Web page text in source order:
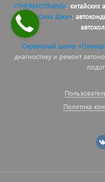
«THERMOTRANS»; китайских
«Синь Джи»;
Сервисный центр
диагностику и ремонт
Политика